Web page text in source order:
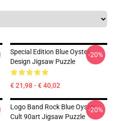
Special Edition Blue Oyster
Design Jigsaw Puzzle
€ 21,98 - € 40,02
-20%
Logo Band Rock Blue Oyster
Cult 90art Jigsaw Puzzle
-20%